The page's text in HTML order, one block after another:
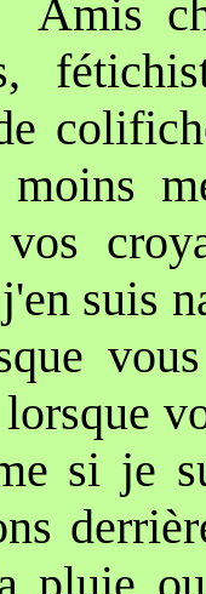
Amis
moins
vos
suis
si je